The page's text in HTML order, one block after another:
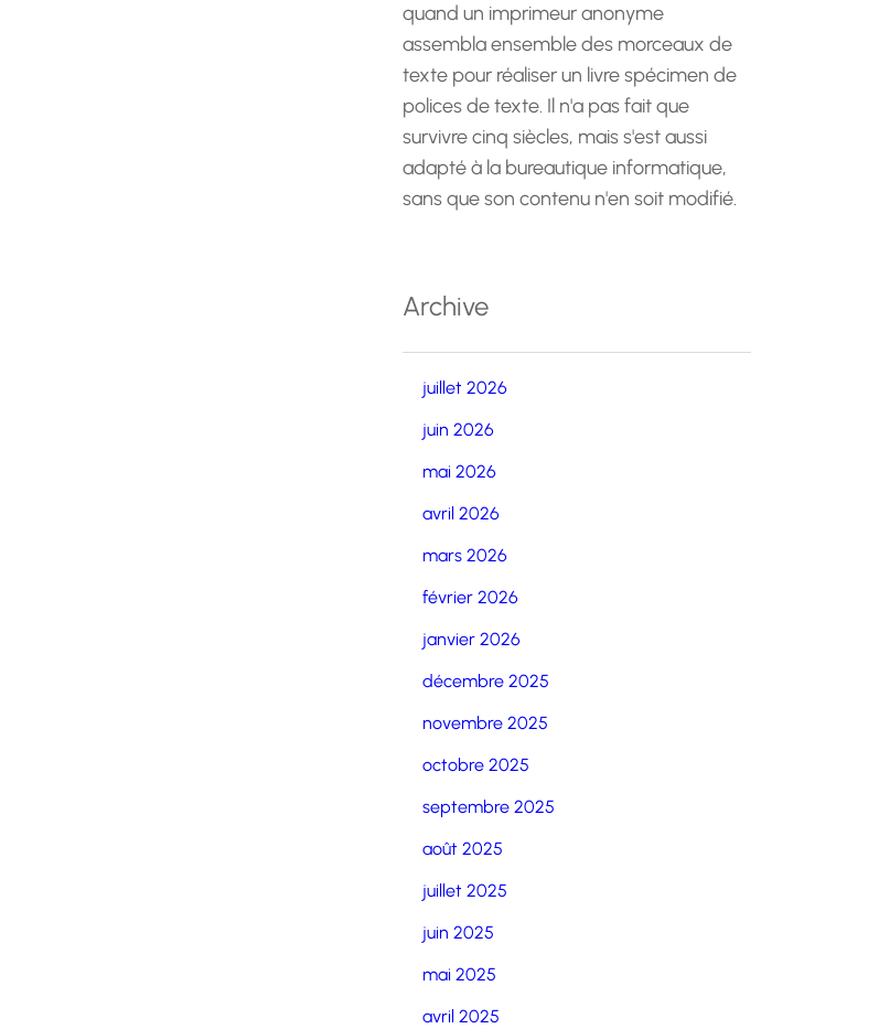
quand un imprimeur anonyme
assembla ensemble des morceaux de
texte pour réaliser un livre spécimen de
polices de texte. Il n'a pas fait que
survivre cinq siècles, mais s'est aussi
adapté à la bureautique informatique,
sans que son contenu n'en soit modifié.
Archive
juillet 2026
juin 2026
mai 2026
avril 2026
mars 2026
février 2026
janvier 2026
décembre 2025
novembre 2025
octobre 2025
septembre 2025
août 2025
juillet 2025
juin 2025
mai 2025
avril 2025